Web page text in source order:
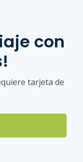
con
tarjeta de